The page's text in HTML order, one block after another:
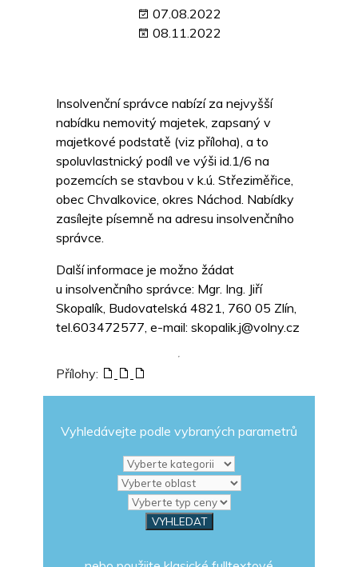
07.08.2022
08.11.2022
Insolvenční správce nabízí za nejvyšší
nabídku nemovitý majetek, zapsaný v
majetkové podstatě (viz příloha), a to
spoluvlastnický podíl ve výši id.1/6 na
pozemcích se stavbou v k.ú. Střeziměřice,
obec Chvalkovice, okres Náchod. Nabídky
zasílejte písemně na adresu insolvenčního
správce.
Další informace je možno žádat
u insolvenčního správce: Mgr. Ing. Jiří
Skopalík, Budovatelská 4821, 760 05 Zlín,
tel.603472577, e-mail: skopalik.j@volny.cz
Přílohy:
Vyhledávejte podle vybraných parametrů